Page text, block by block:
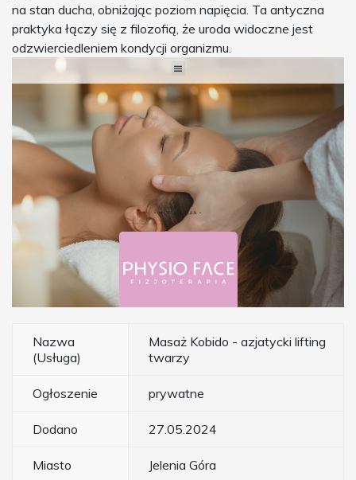
na stan ducha, obniżając poziom napięcia. Ta antyczna
praktyka łączy się z filozofią, że uroda widoczne jest
odzwierciedleniem kondycji organizmu.
Nazwa
(Usługa)
Masaż Kobido - azjatycki lifting
twarzy
Ogłoszenie prywatne
Dodano 27.05.2024
Miasto Jelenia Góra